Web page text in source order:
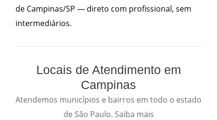
de Campinas/SP — direto com profissional, sem
intermediários.
Locais de Atendimento em
Campinas
Atendemos municípios e bairros em todo o estado
de São Paulo. Saiba mais